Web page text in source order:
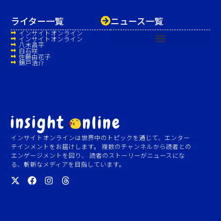
インサイトオンラインは世界中のトピックを通じて、エンター
テインメントをお届けします。 複数のチャンネルから読者との
エンゲージメントを図り、 読者のストーリーがニュースにな
る、斬新なメディアを目指しています。
ニュース一覧
ライター一覧
インサイトオンライン
インサイトオンライン
八木昌平
白石咲
佐藤由花子
錦戸浩介